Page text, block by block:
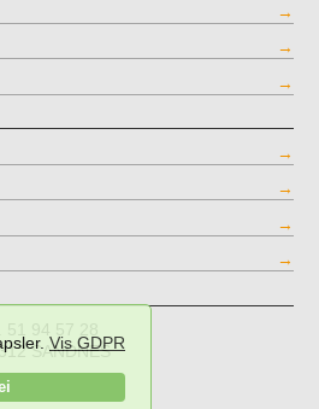
Vis GDPR
51 94 57 28
SANDNES